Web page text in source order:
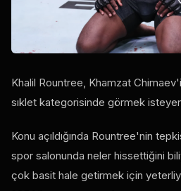
Khalil Rountree, Khamzat
sıklet kategorisinde görmek
Konu açıldığında Rountree'nin
spor salonunda neler hissettiğini
çok basit hale getirmek için